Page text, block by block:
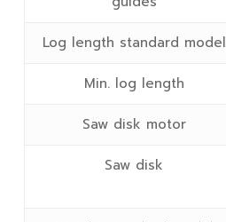
Log length standard model
Min. log length
Saw disk motor
Saw disk